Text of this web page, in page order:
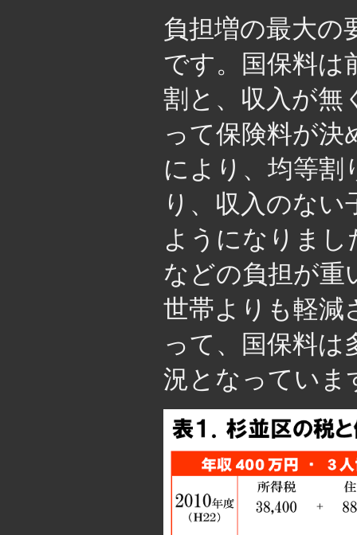
負担増の最大の
です。国保料は
割と、収入が無
って保険料が決
により、均等割
り、収入のな
ようになりまし
などの負担が重
世帯よりも軽減
って、国保料は
況となっていま